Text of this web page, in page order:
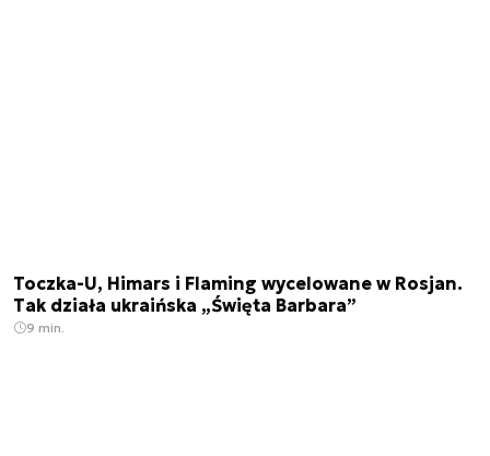
Toczka-U, Himars i Flaming wycelowane w Rosjan.
Tak działa ukraińska „Święta Barbara”
9 min.